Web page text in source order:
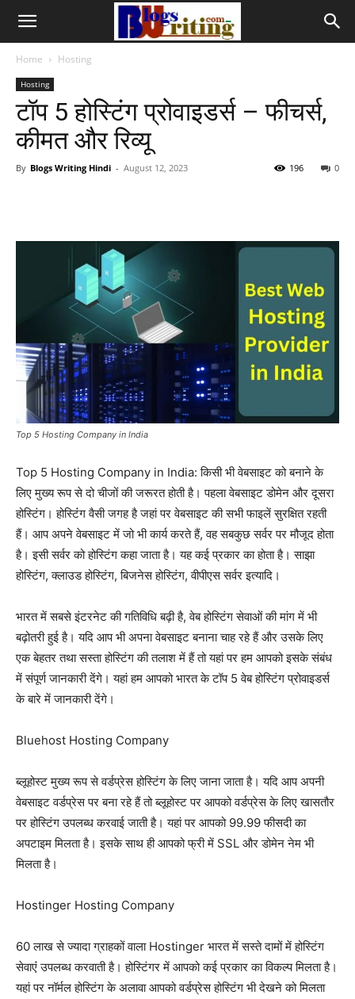
Home Hosting
Hosting
टॉप 5 होस्टिंग प्रोवाइडर्स – फीचर्स,
कीमत और रिव्यू
By Blogs Writing Hindi - August 12, 2023 0
196
Top 5 Hosting Company in India
Top 5 Hosting Company in India: किसी भी वेबसाइट को बनाने के
लिए मुख्य रूप से दो चीजों की जरूरत होती है। पहला वेबसाइट डोमेन और दूसरा
होस्टिंग। होस्टिंंग वैसी जगह है जहां पर वेबसाइट की सभी फाइलें सुरक्षित रहती
हैं। आप अपने वेबसाइट में जो भी कार्य करते हैं, वह सबकुछ सर्वर पर मौजूद होता
है। इसी सर्वर को होस्टिंग कहा जाता है। यह कई प्रकार का होता है। साझा
होस्टिंग, क्लाउड होस्टिंग, बिजनेस होस्टिंग, वीपीएस सर्वर इत्यादि।
भारत में सबसे इंटरनेट की गतिविधि बढ़ी है, वेब होस्टिंग सेवाओं की मांग में भी
बढ़ोतरी हुई है। यदि आप भी अपना वेबसाइट बनाना चाह रहे हैं और उसके लिए
एक बेहतर तथा सस्ता होस्टिंग की तलाश में हैं तो यहां पर हम आपको इसके संबंध
में संपूर्ण जानकारी देंगे। यहां हम आपको भारत के टॉप 5 वेब होस्टिंग प्रोवाइडर्स
के बारे में जानकारी देंगे।
Bluehost Hosting Company
ब्लूहोस्ट मुख्य रूप से वर्डप्रेस होस्टिंग के लिए जाना जाता है। यदि आप अपनी
वेबसाइट वर्डप्रेस पर बना रहे हैं तो ब्लूहोस्ट पर आपको वर्डप्रेस के लिए खासतौर
पर होस्टिंग उपलब्ध करवाई जाती है। यहां पर आपको 99.99 फीसदी का
अपटाइम मिलता है। इसके साथ ही आपको फ्री में SSL और डोमेन नेम भी
मिलता है।
Hostinger Hosting Company
60 लाख से ज्यादा ग्राहकों वाला Hostinger भारत में सस्ते दामों में होस्टिंग
सेवाएंं उपलब्ध करवाती है। होस्टिंगर में आपको कई प्रकार का विकल्प मिलता है।
यहां पर नॉर्मल होस्टिंग के अलावा आपको वर्डप्रेस होस्टिंग भी देखने को मिलता